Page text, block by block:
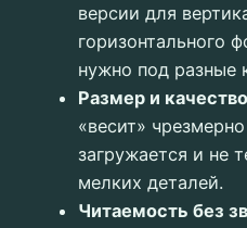
версии для
горизонтального
нужно под разные
Размер и
«весит»
загружается и не
мелких деталей.
Читаемость без